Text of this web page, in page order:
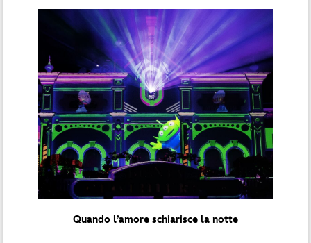
Quando l’amore schiarisce la notte